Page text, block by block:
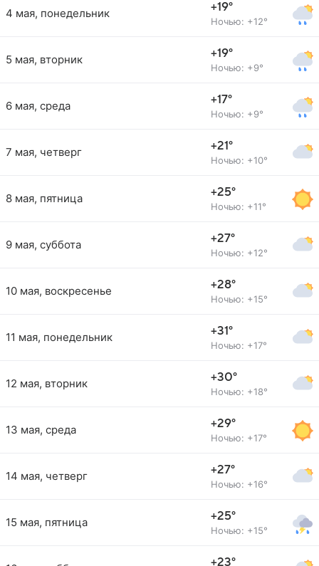
4 мая, понедельник +19°
Ночью: +12°
5 мая, вторник +19°
Ночью: +9°
6 мая, среда +17°
Ночью: +9°
7 мая, четверг +21°
Ночью: +10°
8 мая, пятница +25°
Ночью: +11°
9 мая, суббота +27°
Ночью: +12°
10 мая, воскресенье +28°
Ночью: +15°
11 мая, понедельник +31°
Ночью: +17°
12 мая, вторник +30°
Ночью: +18°
13 мая, среда +29°
Ночью: +17°
14 мая, четверг +27°
Ночью: +16°
15 мая, пятница +25°
Ночью: +15°
+23°